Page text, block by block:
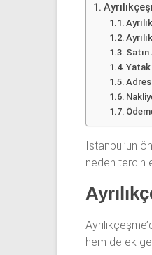
odası
olarak
yatak
odası,
Klasik
yatak
odası,
yatak
Antika
yatak
Satın
Yatak
İstanbul’un
neden tercih
hem de ek